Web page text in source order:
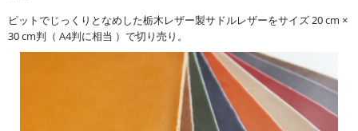
ェ
ー
ピ
ピットでじっくりとなめした栃木レザー製サドルレザーをサイズ 20 cm ×
30 cm判（ A4判に相当 ）で切り売り。